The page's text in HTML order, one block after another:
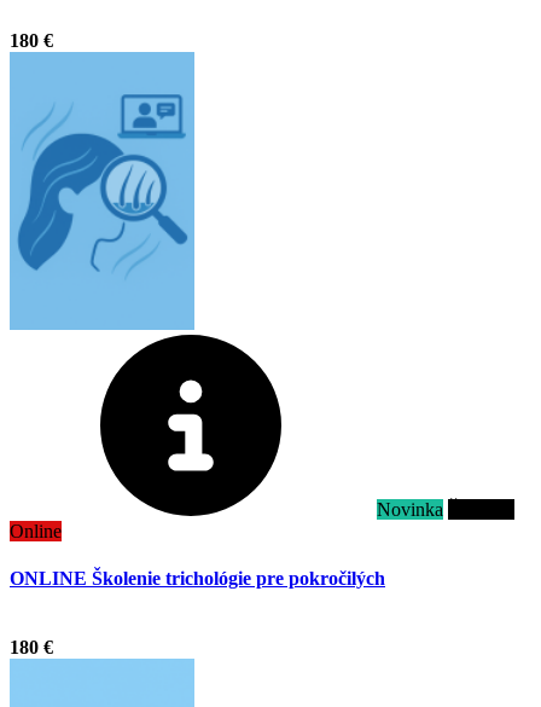
180 €
Novinka
Online
ONLINE Školenie trichológie pre pokročilých
180 €